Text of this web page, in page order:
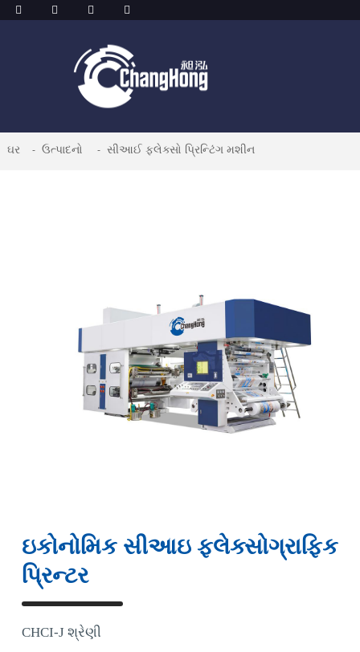
ઘર ઉત્પાદનો સીઆઈ ફ્લેક્સો પ્રિન્ટિંગ મશીન
ઇકોનોમિક સીઆઇ ફ્લેક્સોગ્રાફિક
પ્રિન્ટર
CHCI-J શ્રેણી